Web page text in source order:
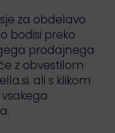
za obdelavo
bodisi preko
prodajnega
z obvestilom
. ali s klikom